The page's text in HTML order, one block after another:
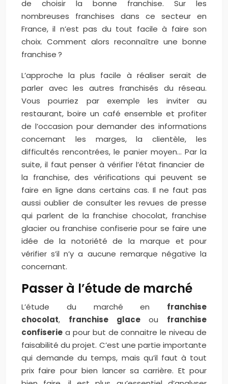
de choisir la bonne franchise. Sur les
nombreuses franchises dans ce secteur en
France, il n’est pas du tout facile à faire son
choix. Comment alors reconnaître une bonne
franchise ?
L’approche la plus facile à réaliser serait de
parler avec les autres franchisés du réseau.
Vous pourriez par exemple les inviter au
restaurant, boire un café ensemble et profiter
de l’occasion pour demander des informations
concernant les marges, la clientèle, les
difficultés rencontrées, le panier moyen… Par la
suite, il faut penser à vérifier l’état financier de
la franchise, des vérifications qui peuvent se
faire en ligne dans certains cas. Il ne faut pas
aussi oublier de consulter les revues de presse
qui parlent de la franchise chocolat, franchise
glacier ou franchise confiserie pour se faire une
idée de la notoriété de la marque et pour
vérifier s’il n’y a aucune remarque négative la
concernant.
Passer à l’étude de marché
L’étude du marché en franchise
chocolat, franchise glaceou franchise
confiserie a pour but de connaitre le niveau de
faisabilité du projet. C’est une partie importante
qui demande du temps, mais qu’il faut à tout
prix faire pour bien lancer sa carrière. Et pour